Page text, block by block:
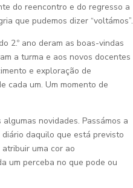
do reencontro e do regresso a
que pudemos dizer “voltámos”.
2.º ano deram as boas-vindas
a turma e aos novos docentes
e exploração de
cada um. Um momento de
novidades. Passámos a
daquilo que está previsto
uma cor ao
um perceba no que pode ou